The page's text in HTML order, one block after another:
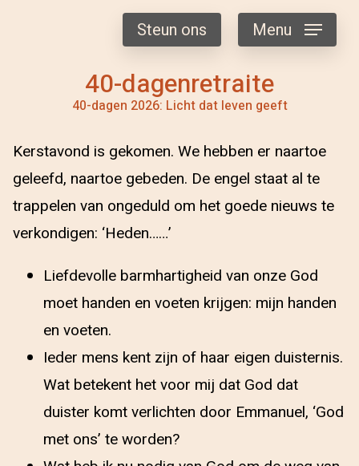
40-dagenretraite
40-dagen 2026: Licht dat leven geeft
Steun ons Menu
Kerstavond is gekomen. We hebben er naartoe
geleefd, naartoe gebeden. De engel staat al te
trappelen van ongeduld om het goede nieuws te
verkondigen: ‘Heden……’
Liefdevolle barmhartigheid van onze God
moet handen en voeten krijgen: mijn handen
en voeten.
Ieder mens kent zijn of haar eigen duisternis.
Wat betekent het voor mij dat God dat
duister komt verlichten door Emmanuel, ‘God
met ons’ te worden?